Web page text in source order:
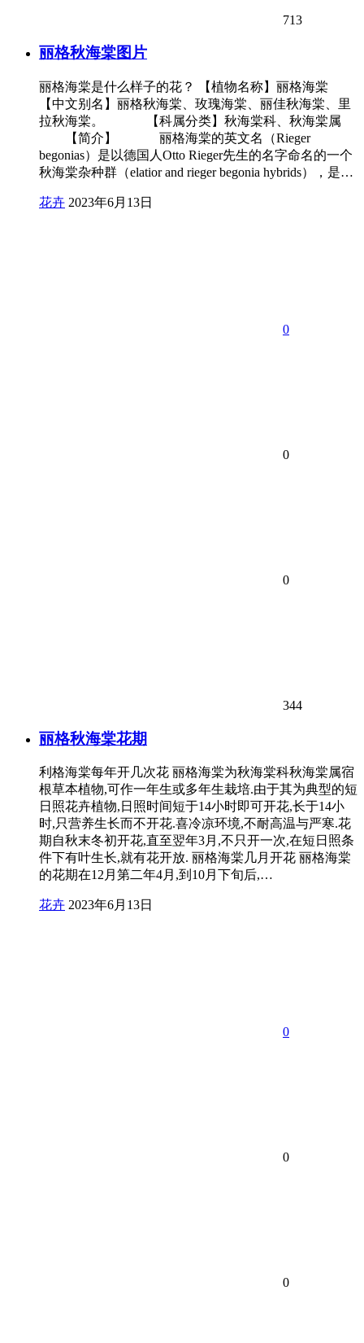
713
丽格秋海棠图片
丽格海棠是什么样子的花？ 【植物名称】丽格海棠
【中文别名】丽格秋海棠、玫瑰海棠、丽佳秋海棠、里
拉秋海棠。 【科属分类】秋海棠科、秋海棠属
【简介】 丽格海棠的英文名（Rieger
begonias）是以德国人Otto Rieger先生的名字命名的一个
秋海棠杂种群（elatior and rieger begonia hybrids），是…
花卉 2023年6月13日
0
0
0
344
丽格秋海棠花期
利格海棠每年开几次花 丽格海棠为秋海棠科秋海棠属宿
根草本植物,可作一年生或多年生栽培.由于其为典型的短
日照花卉植物,日照时间短于14小时即可开花,长于14小
时,只营养生长而不开花.喜冷凉环境,不耐高温与严寒.花
期自秋末冬初开花,直至翌年3月,不只开一次,在短日照条
件下有叶生长,就有花开放. 丽格海棠几月开花 丽格海棠
的花期在12月第二年4月,到10月下旬后,…
花卉 2023年6月13日
0
0
0